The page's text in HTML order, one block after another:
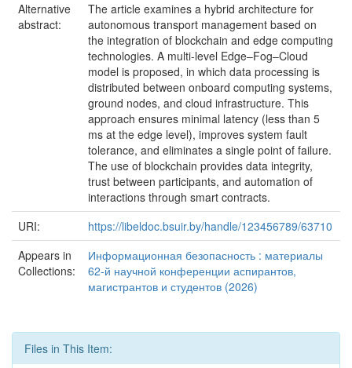
Alternative
abstract:
The article examines a hybrid architecture for
autonomous transport management based on
the integration of blockchain and edge computing
technologies. A multi-level Edge–Fog–Cloud
model is proposed, in which data processing is
distributed between onboard computing systems,
ground nodes, and cloud infrastructure. This
approach ensures minimal latency (less than 5
ms at the edge level), improves system fault
tolerance, and eliminates a single point of failure.
The use of blockchain provides data integrity,
trust between participants, and automation of
interactions through smart contracts.
URI:
https://libeldoc.bsuir.by/handle/123456789/63710
Appears in
Collections:
Информационная безопасность : материалы
62-й научной конференции аспирантов,
магистрантов и студентов (2026)
Files in This Item: